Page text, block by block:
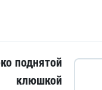
поднятой
клюшкой